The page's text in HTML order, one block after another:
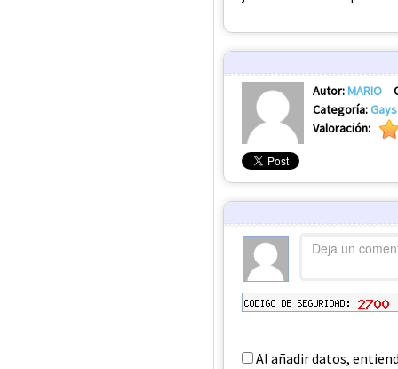
Autor:MARIO
Categoría:Gays
Valoración:
Al añadir datos,